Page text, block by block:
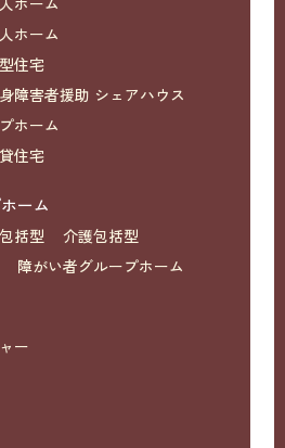
ホーム
住宅
障害者援助 シェアハウス
ホーム
住宅
ーム
括型
介護包括型
障がい者グループホーム
ー